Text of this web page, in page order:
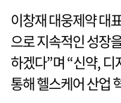
이창재 대웅제약 대
으로 지속적인 성장
하겠다”며 “신약,
통해 헬스케어 산업